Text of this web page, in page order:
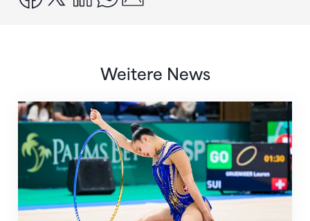
Weitere News
Nächster Halt: Weltmeisterschaft